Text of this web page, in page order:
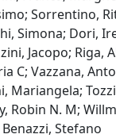
Sorrentino,
Simona; Dori,
Jacopo; Riga,
C; Vazzana,
Mariangela;
Robin N. M;
Stefano